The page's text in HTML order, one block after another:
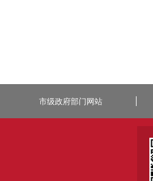
市级政府部门网站